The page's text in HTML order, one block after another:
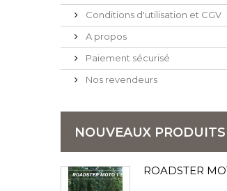
Conditions d'utilisation et CGV
A propos
Paiement sécurisé
Nos revendeurs
NOUVEAUX PRODUITS
ROADSTER